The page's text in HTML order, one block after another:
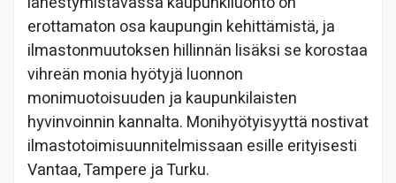
erottamaton osa kaupungin kehittämistä, ja
ilmastonmuutoksen hillinnän lisäksi se korostaa
vihreän monia hyötyjä luonnon
monimuotoisuuden ja kaupunkilaisten
hyvinvoinnin kannalta. Monihyötyisyyttä nostivat
ilmastotoimisuunnitelmissaan esille erityisesti
Vantaa, Tampere ja Turku.